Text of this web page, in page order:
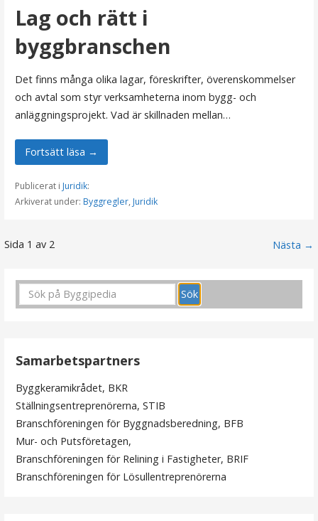
Lag och rätt i
byggbranschen
Det finns många olika lagar, föreskrifter, överenskommelser
och avtal som styr verksamheterna inom bygg- och
anläggningsprojekt. Vad är skillnaden mellan…
Fortsätt läsa →
Publicerat i Juridik:
Arkiverat under: Byggregler, Juridik
I
n
g
g
n
a
Sida 1 av 2 Nästa →
Samarbetspartners
Byggkeramikrådet, BKR
Ställningsentreprenörerna, STIB
Branschföreningen för Byggnadsberedning, BFB
Mur- och Putsföretagen,
Branschföreningen för Relining i Fastigheter, BRIF
Branschföreningen för Lösullentreprenörerna